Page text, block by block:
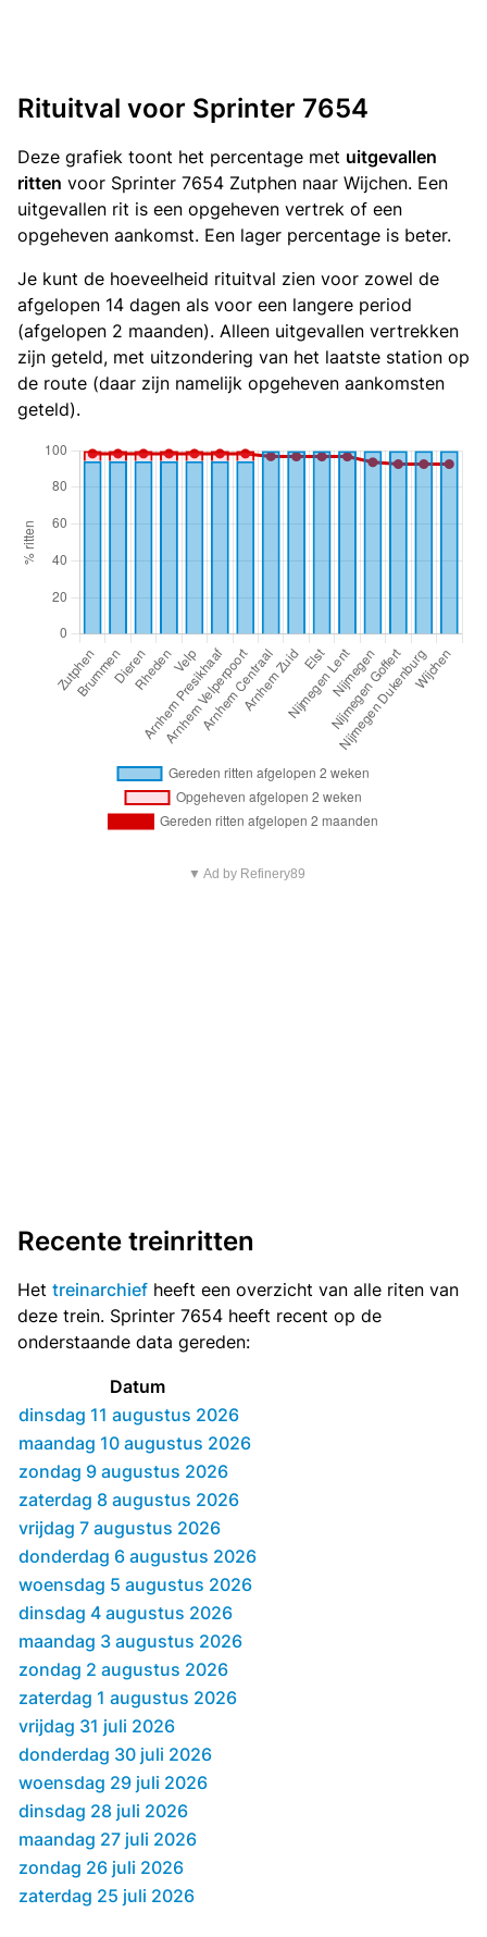
Rituitval voor Sprinter 7654
Deze grafiek toont het percentage met uitgevallen
ritten voor Sprinter 7654 Zutphen naar Wijchen. Een
uitgevallen rit is een opgeheven vertrek of een
opgeheven aankomst. Een lager percentage is beter.
Je kunt de hoeveelheid rituitval zien voor zowel de
afgelopen 14 dagen als voor een langere period
(afgelopen 2 maanden). Alleen uitgevallen vertrekken
zijn geteld, met uitzondering van het laatste station op
de route (daar zijn namelijk opgeheven aankomsten
geteld).
▼ Ad by Refinery89
Recente treinritten
Het treinarchief heeft een overzicht van alle riten van
deze trein. Sprinter 7654 heeft recent op de
onderstaande data gereden:
Datum
dinsdag 11 augustus 2026
maandag 10 augustus 2026
zondag 9 augustus 2026
zaterdag 8 augustus 2026
vrijdag 7 augustus 2026
donderdag 6 augustus 2026
woensdag 5 augustus 2026
dinsdag 4 augustus 2026
maandag 3 augustus 2026
zondag 2 augustus 2026
zaterdag 1 augustus 2026
vrijdag 31 juli 2026
donderdag 30 juli 2026
woensdag 29 juli 2026
dinsdag 28 juli 2026
maandag 27 juli 2026
zondag 26 juli 2026
zaterdag 25 juli 2026